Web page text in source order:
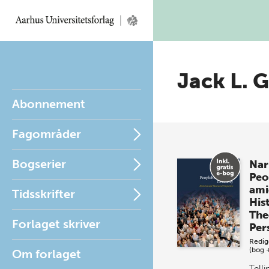
Abonnement
Fagområder
Bogserier
Tidsskrifter
Forlaget skriver
Om forlaget
Jack L.
(bog